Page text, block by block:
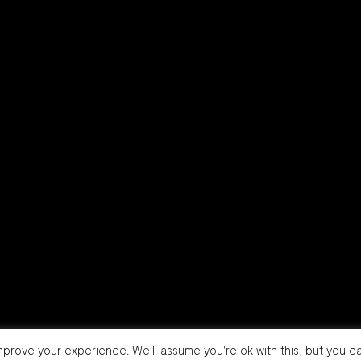
your experience. We'll assume you're ok with this, but you